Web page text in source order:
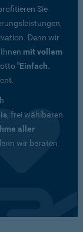
Sie
Denn wir
mit vollem
"Einfach.
, frei wählbaren
aller
wir beraten